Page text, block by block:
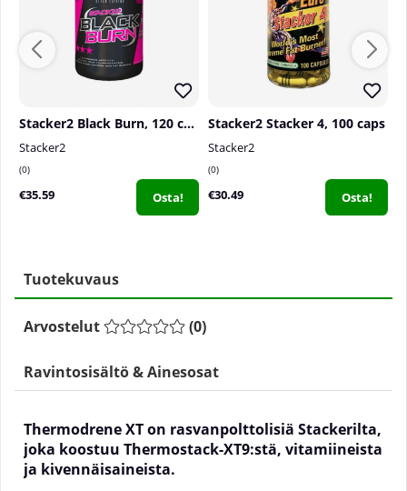
Stacker2 Black Burn, 120 caps
Stacker2
0
€35.59 Osta!
Stacker2 Stacker 4, 100 caps
Stacker2
0
€30.49 Osta!
Tuotekuvaus
Arvostelut (0)
Ravintosisältö & Ainesosat
Thermodrene XT on rasvanpolttolisiä Stackerilta,
joka koostuu Thermostack-XT9:stä, vitamiineista
ja kivennäisaineista.